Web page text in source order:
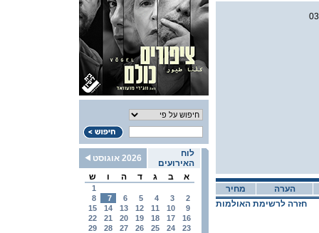
לוח
האירועים
2026 אוגוסט
א
ב ג ד ה ו ש
1
2
3
4
5
6
7
8
9
10
11
12
13
14
15
16
17
18
19
20
21
22
23
24
25
26
27
28
29
מחיר
הערה
חזרה לרשימת האולמות